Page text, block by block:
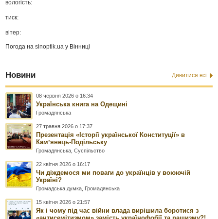
вологість:
тиск:
вітер:
Погода наsinoptik.ua у Вінниці
Новини Дивитися всі
08 червня 2026 о 16:34
Українська книга на Одещині
Громадянська
27 травня 2026 о 17:37
Презентація «Історії української Конституції» в
Камʼянець-Подільську
Громадянська ,Суспільство
22 квітня 2026 о 16:17
Чи діждемося ми поваги до українців у воюючій
Україні?
Громадська думка Громадянська
15 квітня 2026 о 21:57
Як і чому під час війни влада вирішила боротися з